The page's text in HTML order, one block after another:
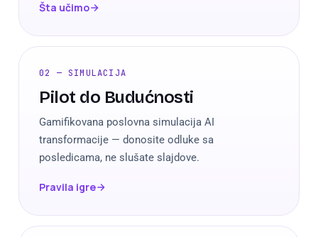
Šta učimo
02 — SIMULACIJA
Pilot do Budućnosti
Gamifikovana poslovna simulacija AI
transformacije — donosite odluke sa
posledicama, ne slušate slajdove.
Pravila igre